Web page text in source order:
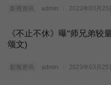
影视资讯 admin 2023年03月25
《不止不休》曝“师兄弟较
颂文)
影视资讯 admin 2023年03月25